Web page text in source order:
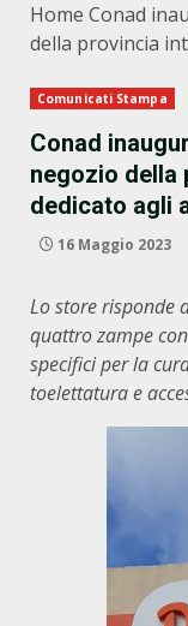
Home Conad
della provincia
Comunicati Stampa
Conad
negozio della
dedicato agli
16 Maggio 2023
Lo store risponde
quattro zampe
specifici per la
toelettatura e